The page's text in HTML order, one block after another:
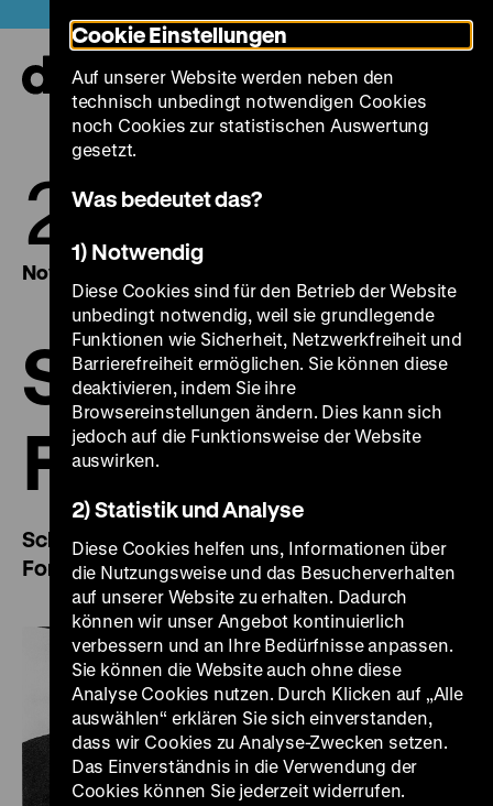
zum
Seiteninhalt
springen
28.
November 2025
Sammelt
Filme!
Schmalfilme aus der Sammlung von Ralf
Forster
Cookie Einstellungen
Auf unserer Website werden neben den
technisch unbedingt notwendigen Cookies
noch Cookies zur statistischen Auswertung
gesetzt.
Was bedeutet das?
1) Notwendig
Diese Cookies sind für den Betrieb der Website
unbedingt notwendig, weil sie grundlegende
Funktionen wie Sicherheit, Netzwerkfreiheit und
Barrierefreiheit ermöglichen. Sie können diese
deaktivieren, indem Sie ihre
Browsereinstellungen ändern. Dies kann sich
jedoch auf die Funktionsweise der Website
auswirken.
2) Statistik und Analyse
Diese Cookies helfen uns, Informationen über
die Nutzungsweise und das Besucherverhalten
auf unserer Website zu erhalten. Dadurch
können wir unser Angebot kontinuierlich
verbessern und an Ihre Bedürfnisse anpassen.
Sie können die Website auch ohne diese
Analyse Cookies nutzen. Durch Klicken auf „Alle
auswählen“ erklären Sie sich einverstanden,
dass wir Cookies zu Analyse-Zwecken setzen.
Das Einverständnis in die Verwendung der
Cookies können Sie jederzeit widerrufen.